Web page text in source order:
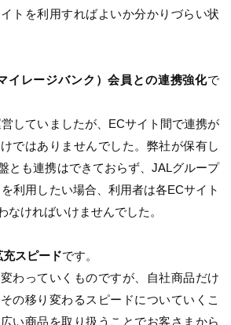
トを利用すればよいか分かりづらい状
イレージバンク）会員との連携強化で
していましたが、ECサイト間で連携が
ではありませんでした。弊社が保有し
とも連携はできておらず、JALグループ
利用したい場合、利用者は各ECサイト
なければいけませんでした。
スピードです。
わっていくものですが、自社商品だけ
の移り変わるスピードについていくこ
い商品を取り扱うことでお客さまから